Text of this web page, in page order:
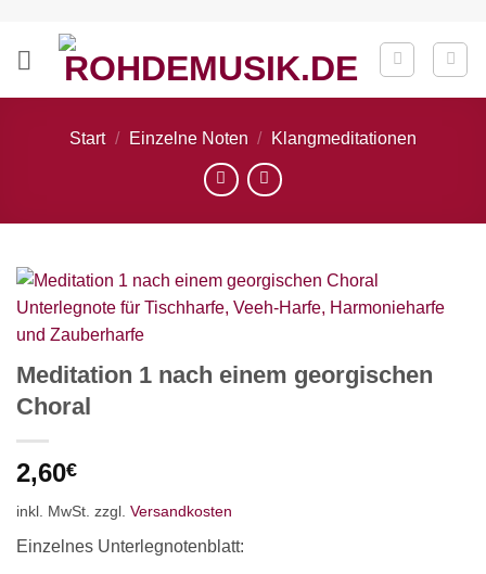
springen
Start / Einzelne Noten / Klangmeditationen
Meditation 1 nach einem georgischen
Choral
2,60€
inkl. MwSt. zzgl. Versandkosten
Einzelnes Unterlegnotenblatt: